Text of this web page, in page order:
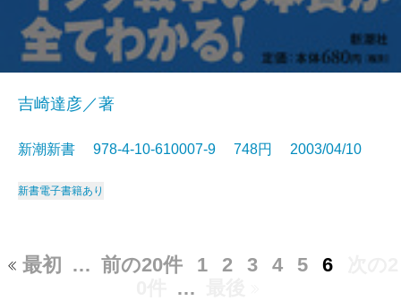
吉崎達彦／著
新潮新書 978-4-10-610007-9 748円 2003/04/10
新書電子書籍あり
最初 … 前の20件 1 2 3 4 5 6
…